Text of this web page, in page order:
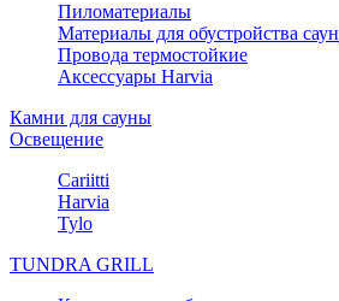
Пиломатериалы
Материалы для обустройства саун
Провода термостойкие
Аксессуары Harvia
Камни для сауны
Освещение
Cariitti
Harvia
Tylo
TUNDRA GRILL